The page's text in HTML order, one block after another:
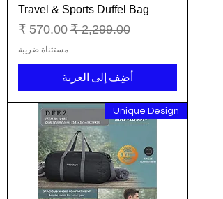
Travel & Sports Duffel Bag
سعر عادي سعر البيع
مستثناة ضريبة
أضِف إلى العربة
Unique Design